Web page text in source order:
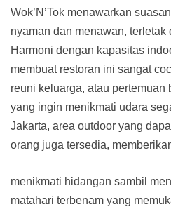
Wok’N’Tok menawarkan
nyaman dan menawan, terletak
Harmoni dengan kapasitas
membuat restoran ini sangat
reuni keluarga, atau pertemuan
yang ingin menikmati udara
Jakarta, area outdoor yang
orang juga tersedia,
menikmati hidangan sambil
matahari terbenam yang